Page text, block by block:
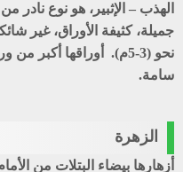
الهذب – الإثبير ، هو نوع نادر
جميلة، كثيفة الأوراق، غير
نحو (3-5م). أوراقها أكبر من ورق
سامة.
الزهرة
أزهارها بيضاء البتلات من